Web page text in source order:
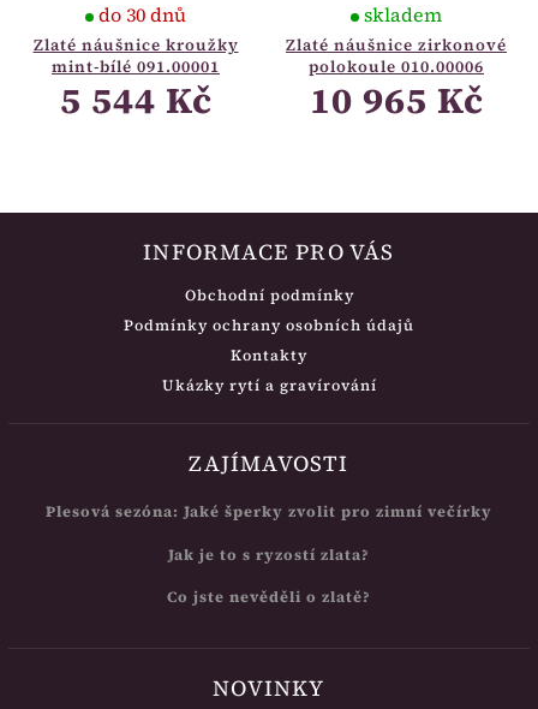
Zlaté náušnice kroužky
mint-bílé 091.00001
do 30 dnů
5 544 Kč
Zlaté náušnice zirkonové
polokoule 010.00006
skladem
10 965 Kč
INFORMACE PRO VÁS
Obchodní podmínky
Podmínky ochrany osobních údajů
Kontakty
Ukázky rytí a gravírování
ZAJÍMAVOSTI
Plesová sezóna: Jaké šperky zvolit pro zimní večírky
Jak je to s ryzostí zlata?
Co jste nevěděli o zlatě?
NOVINKY